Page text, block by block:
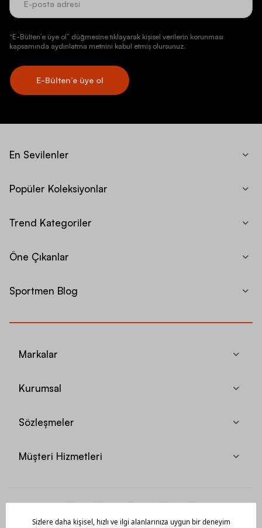
“E-Bülten’e üye ol” düğmesine tıklayarak kişisel verilerin korunması
kapsamında aydınlatma metnini kabul etmiş olursunuz.
E-Bülten’e üye ol
En Sevilenler
Popüler Koleksiyonlar
Trend Kategoriler
Öne Çıkanlar
Sportmen Blog
Markalar
Kurumsal
Sözleşmeler
Müşteri Hizmetleri